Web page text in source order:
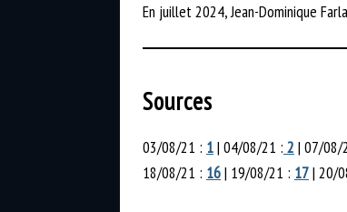
En juillet 2024, Jean-Dominique
Sources
03/08/21 : 1| 04/08/21 : 2 | 07/08/
18/08/21 : 16| 19/08/21 : 17| 20/